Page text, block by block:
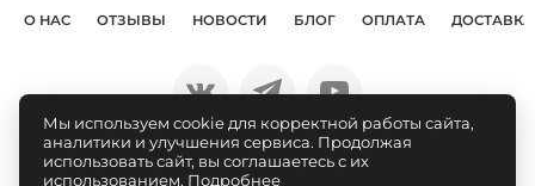
О НАС ОТЗЫВЫ НОВОСТИ БЛОГ ОПЛАТА ДОСТАВКА
© Pitbikeclub.ru 2012-2026
Мы используем cookie для корректной работы сайта,
аналитики и улучшения сервиса. Продолжая
использовать сайт, вы соглашаетесь с их
использованием. Подробнее